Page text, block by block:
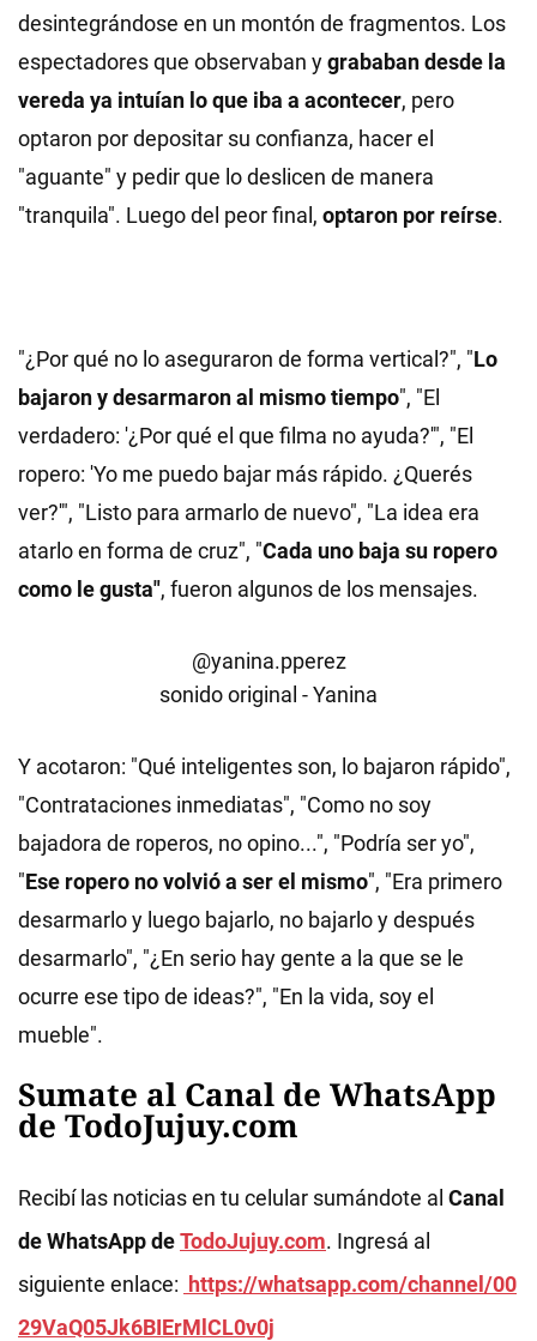
desintegrándose en un montón de fragmentos. Los
espectadores que observaban ygrababan desde la
vereda ya intuían lo que iba a acontecer, pero
optaron por depositar su confianza, hacer el
"aguante" y pedir que lo deslicen de manera
"tranquila". Luego del peor final, optaron por reírse.
"¿Por qué no lo aseguraron de forma vertical?", "Lo
bajaron y desarmaron al mismo tiempo", "El
verdadero: '¿Por qué el que filma no ayuda?'", "El
ropero: 'Yo me puedo bajar más rápido. ¿Querés
ver?'", "Listo para armarlo de nuevo", "La idea era
atarlo en forma de cruz", "Cada uno baja su ropero
como le gusta", fueron algunos de los mensajes.
@yanina.pperez
sonido original - Yanina
Y acotaron: "Qué inteligentes son, lo bajaron rápido",
"Contrataciones inmediatas", "Como no soy
bajadora de roperos, no opino...", "Podría ser yo",
"Ese ropero no volvió a ser el mismo", "Era primero
desarmarlo y luego bajarlo, no bajarlo y después
desarmarlo", "¿En serio hay gente a la que se le
ocurre ese tipo de ideas?", "En la vida, soy el
mueble".
Sumate al Canal de WhatsApp
de TodoJujuy.com
Recibí las noticias en tu celular sumándote al Canal
de WhatsApp deTodoJujuy.com. Ingresá al
siguiente enlace: https://whatsapp.com/channel/00
29VaQ05Jk6BIErMlCL0v0j